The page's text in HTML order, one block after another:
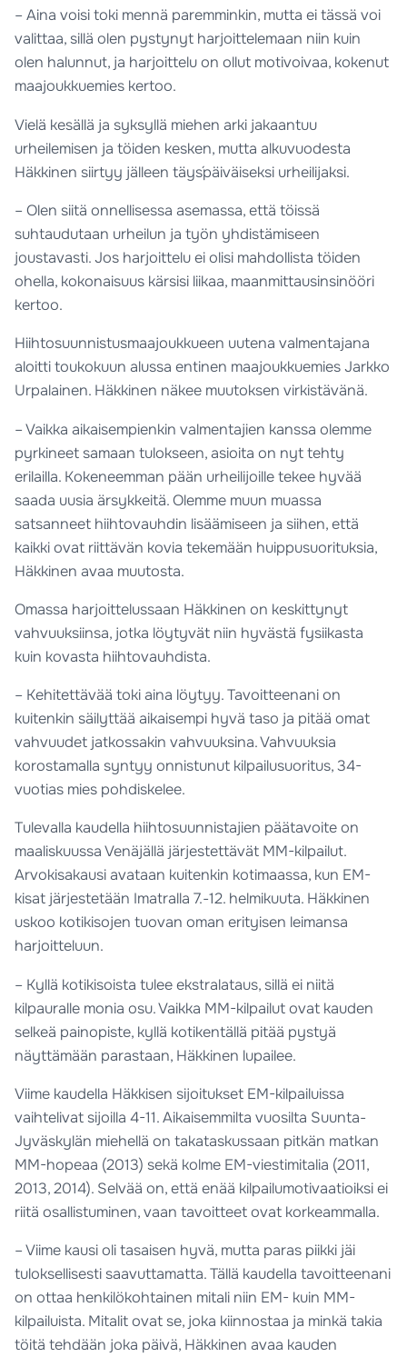
– Aina voisi toki mennä paremminkin, mutta ei tässä voi
valittaa, sillä olen pystynyt harjoittelemaan niin kuin
olen halunnut, ja harjoittelu on ollut motivoivaa, kokenut
maajoukkuemies kertoo.
Vielä kesällä ja syksyllä miehen arki jakaantuu
urheilemisen ja töiden kesken, mutta alkuvuodesta
Häkkinen siirtyy jälleen täys´päiväiseksi urheilijaksi.
– Olen siitä onnellisessa asemassa, että töissä
suhtaudutaan urheilun ja työn yhdistämiseen
joustavasti. Jos harjoittelu ei olisi mahdollista töiden
ohella, kokonaisuus kärsisi liikaa, maanmittausinsinööri
kertoo.
Hiihtosuunnistusmaajoukkueen uutena valmentajana
aloitti toukokuun alussa entinen maajoukkuemies Jarkko
Urpalainen. Häkkinen näkee muutoksen virkistävänä.
– Vaikka aikaisempienkin valmentajien kanssa olemme
pyrkineet samaan tulokseen, asioita on nyt tehty
erilailla. Kokeneemman pään urheilijoille tekee hyvää
saada uusia ärsykkeitä. Olemme muun muassa
satsanneet hiihtovauhdin lisäämiseen ja siihen, että
kaikki ovat riittävän kovia tekemään huippusuorituksia,
Häkkinen avaa muutosta.
Omassa harjoittelussaan Häkkinen on keskittynyt
vahvuuksiinsa, jotka löytyvät niin hyvästä fysiikasta
kuin kovasta hiihtovauhdista.
– Kehitettävää toki aina löytyy. Tavoitteenani on
kuitenkin säilyttää aikaisempi hyvä taso ja pitää omat
vahvuudet jatkossakin vahvuuksina. Vahvuuksia
korostamalla syntyy onnistunut kilpailusuoritus, 34-
vuotias mies pohdiskelee.
Tulevalla kaudella hiihtosuunnistajien päätavoite on
maaliskuussa Venäjällä järjestettävät MM-kilpailut.
Arvokisakausi avataan kuitenkin kotimaassa, kun EM-
kisat järjestetään Imatralla 7.-12. helmikuuta. Häkkinen
uskoo kotikisojen tuovan oman erityisen leimansa
harjoitteluun.
– Kyllä kotikisoista tulee ekstralataus, sillä ei niitä
kilpauralle monia osu. Vaikka MM-kilpailut ovat kauden
selkeä painopiste, kyllä kotikentällä pitää pystyä
näyttämään parastaan, Häkkinen lupailee.
Viime kaudella Häkkisen sijoitukset EM-kilpailuissa
vaihtelivat sijoilla 4-11. Aikaisemmilta vuosilta Suunta-
Jyväskylän miehellä on takataskussaan pitkän matkan
MM-hopeaa (2013) sekä kolme EM-viestimitalia (2011,
2013, 2014). Selvää on, että enää kilpailumotivaatioiksi ei
riitä osallistuminen, vaan tavoitteet ovat korkeammalla.
– Viime kausi oli tasaisen hyvä, mutta paras piikki jäi
tuloksellisesti saavuttamatta. Tällä kaudella tavoitteenani
on ottaa henkilökohtainen mitali niin EM- kuin MM-
kilpailuista. Mitalit ovat se, joka kiinnostaa ja minkä takia
töitä tehdään joka päivä, Häkkinen avaa kauden